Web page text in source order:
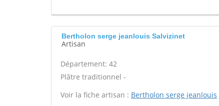
Bertholon serge jeanlouis Salvizinet
Artisan
Département: 42
Plâtre traditionnel -
Voir la fiche artisan : Bertholon serge jeanlouis